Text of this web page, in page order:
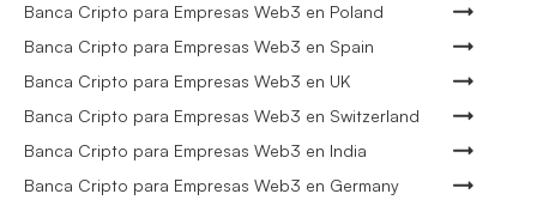
Banca Cripto para Empresas Web3 en Poland
Banca Cripto para Empresas Web3 en Spain
Banca Cripto para Empresas Web3 en UK
Banca Cripto para Empresas Web3 en Switzerland
Banca Cripto para Empresas Web3 en India
Banca Cripto para Empresas Web3 en Germany